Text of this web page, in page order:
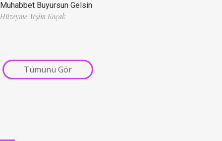
Muhabbet Buyursun Gelsin
Hüzeyme Yeşim Koçak
Tümünü Gör